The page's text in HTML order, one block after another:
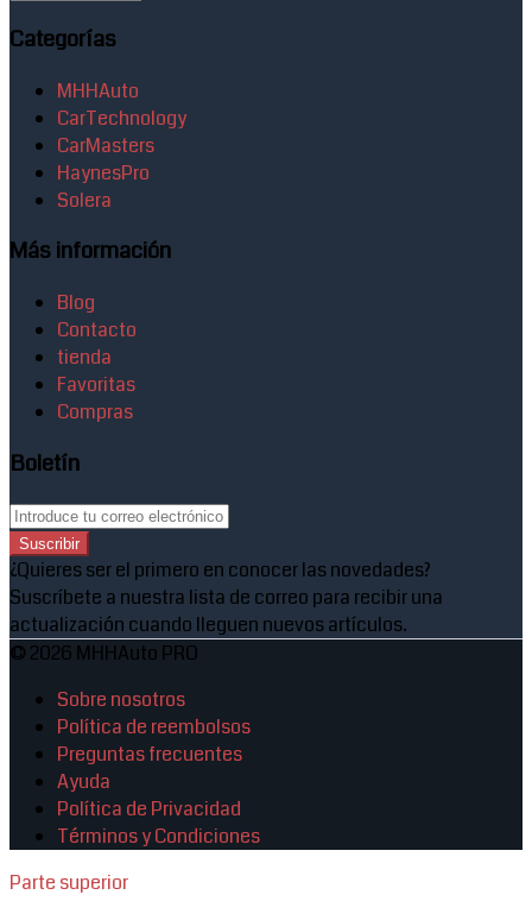
Categorías
MHHAuto
CarTechnology
CarMasters
HaynesPro
Solera
Más información
Blog
Contacto
tienda
Favoritas
Compras
Boletín
Suscribir
¿Quieres ser el primero en conocer las novedades?
Suscríbete a nuestra lista de correo para recibir una
actualización cuando lleguen nuevos artículos.
© 2026 MHHAuto PRO
Sobre nosotros
Política de reembolsos
Preguntas frecuentes
Ayuda
Política de Privacidad
Términos y Condiciones
Parte superior